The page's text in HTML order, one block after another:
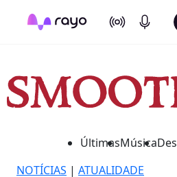
On Air
ÚltimasMúsica
NOTÍCIAS | ATUALIDADE